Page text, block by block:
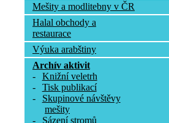
Mešity a modlitebny v ČR
Halal obchody a
restaurace
Výuka arabštiny
Archív aktivit
-
Knižní veletrh
-
Tisk publikací
-
Skupinové návštěvy
mešity
-
Sázení stromů